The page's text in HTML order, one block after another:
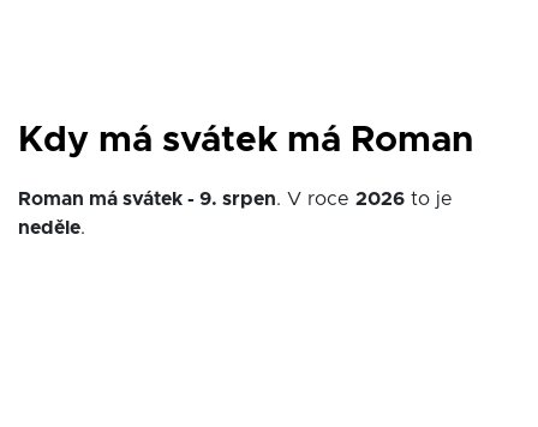
Kdy má svátek má Roman
Roman má svátek - 9. srpen. V roce 2026 to je
neděle.